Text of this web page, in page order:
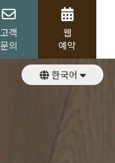
고객
문의
웹
예약
한국어